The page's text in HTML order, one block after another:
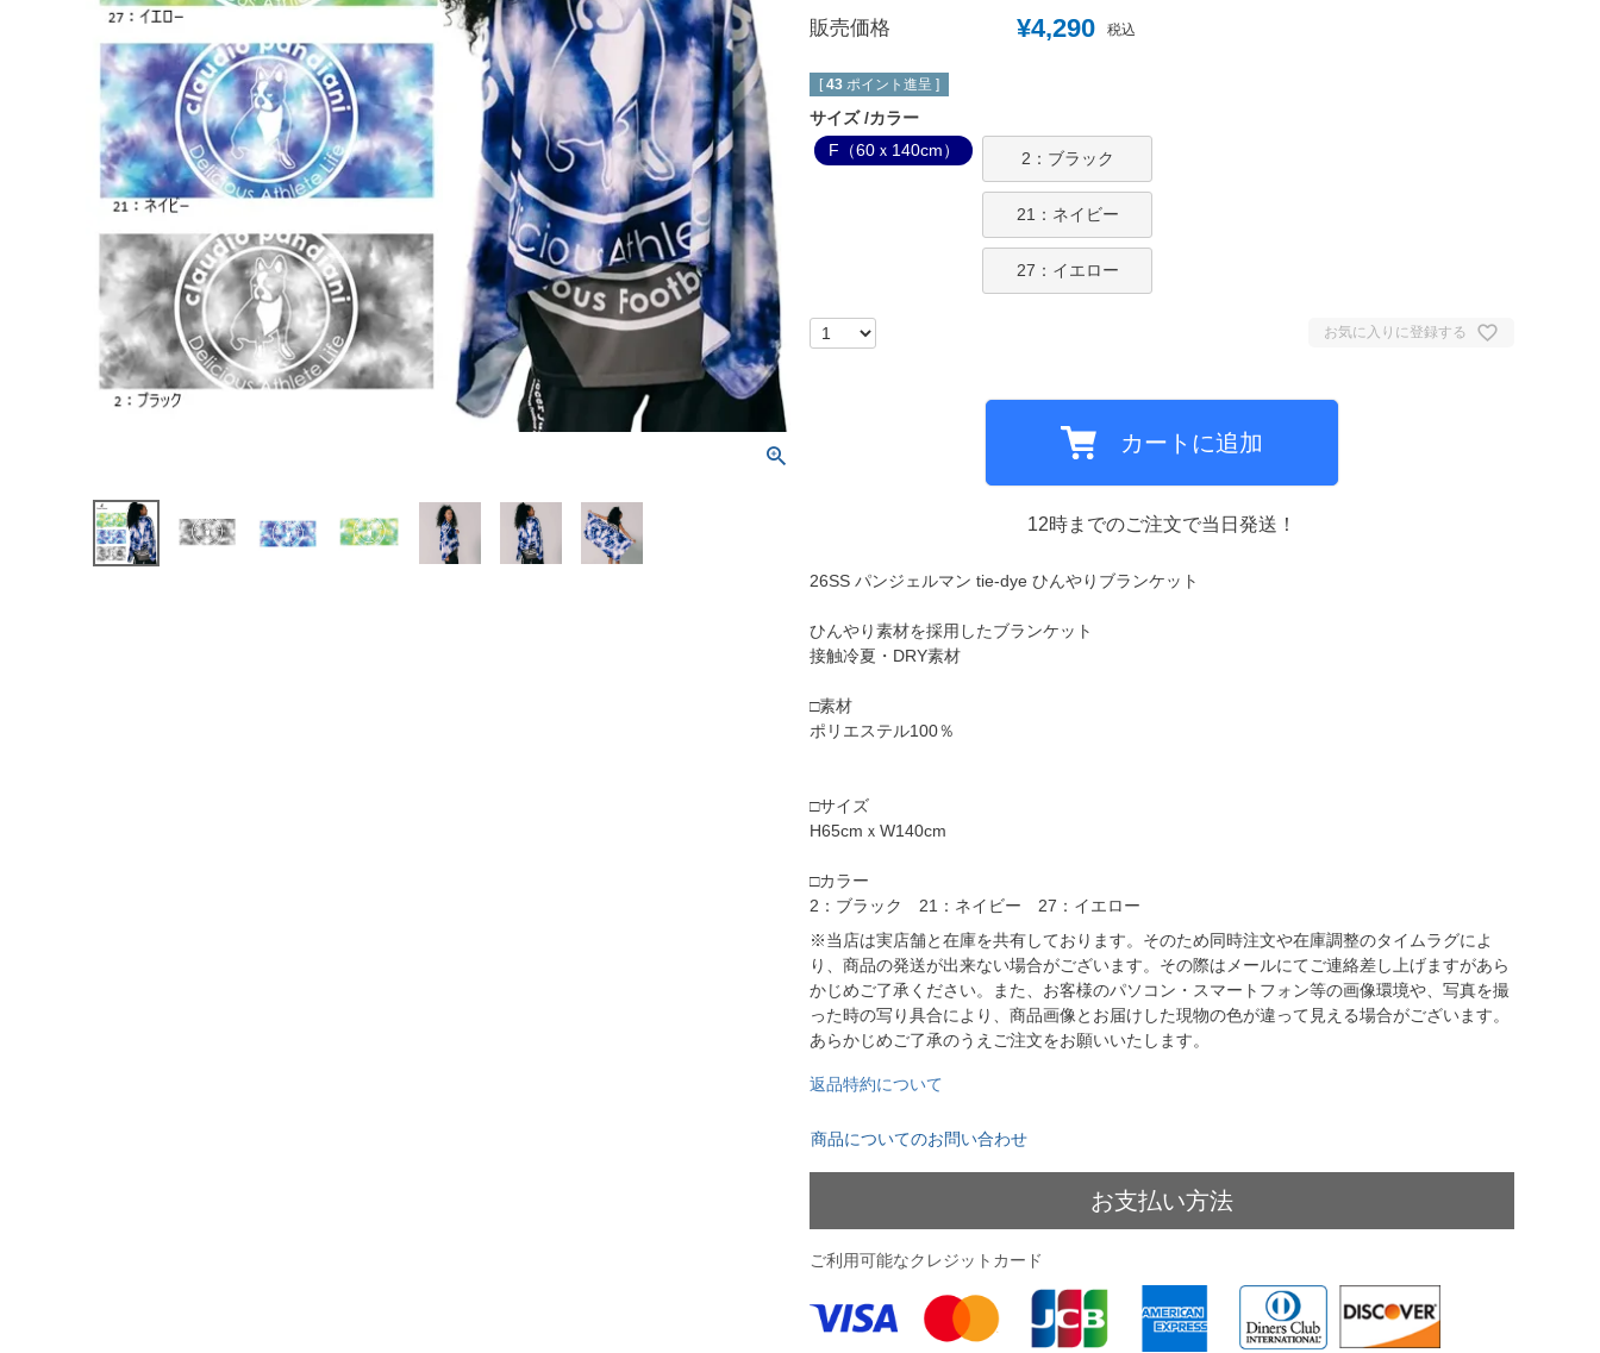
adidas選手着用商品
adidas Matsumoto Yamaga Collection
松本山雅FC商品SALEコーナー
松本山雅FC商品SALEコーナー
【スクール生限定】松本山雅FCスクールウェア
Jr サッカースパイク
Jr トレーニングシューズ (TURF)
Jr フットサルシューズ (INDOOR)
レプリカウェア
日本代表
クラブチーム
ナショナルチーム
Jリーグ
ジュニアレプリカウェア
【JR】クラブチーム
【JR】ナショナルチーム
SVOLME｜スボルメ
ATHLETA｜アスレタ
hummel｜ヒュンメル
LUZeSOMBRA｜ルースイソンブラ
soccer junky｜Claudio Pandiani
SOCCER NUT｜サッカーナッツ
Spazio｜スパッツィオ
Earls Court｜アールズコート
PENALTY｜ペナルティ
GAVIC｜ガビック
reusch｜ロイシュ
uhlsport｜ウールシュポルト
molten｜モルテン
TAPEDESIGN｜テープデザイン
HOSOCCER｜エイチオーサッカー
MCDAVID｜マクダビッド
レスターシティ
ACミラン
インテル
FCバイエルンミュンヘン
セルティック
インテル・マイアミCF
日本代表
ドイツ代表
スペイン代表
フランス代表
イタリア代表
ブラジル代表
アルゼンチン代表
販売価格 ¥4,290 税込
[ 43 ポイント進呈 ]
サイズ カラー
F（60ｘ140cm）
2：ブラック
21：ネイビー
27：イエロー
お気に入りに登録する
カートに追加
12時までのご注文で当日発送！
26SS パンジェルマン tie-dye ひんやりブランケット
ひんやり素材を採用したブランケット
接触冷夏・DRY素材
□素材
ポリエステル100％
□サイズ
H65cmｘW140cm
□カラー
2：ブラック 21：ネイビー 27：イエロー
※当店は実店舗と在庫を共有しております。そのため同時注文や在庫調整のタイムラグによ
り、商品の発送が出来ない場合がございます。その際はメールにてご連絡差し上げますがあら
かじめご了承ください。また、お客様のパソコン・スマートフォン等の画像環境や、写真を撮
った時の写り具合により、商品画像とお届けした現物の色が違って見える場合がございます。
あらかじめご了承のうえご注文をお願いいたします。
返品特約について
商品についてのお問い合わせ
お支払い方法
ご利用可能なクレジットカード